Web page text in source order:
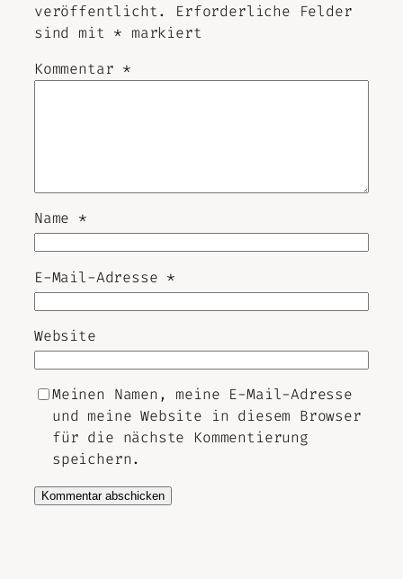
veröffentlicht.
Erforderliche Felder
sind mit * markiert
Kommentar *
Name *
E-Mail-Adresse *
Website
Meinen Namen, meine E-Mail-Adresse
und meine Website in diesem Browser
für die nächste Kommentierung
speichern.